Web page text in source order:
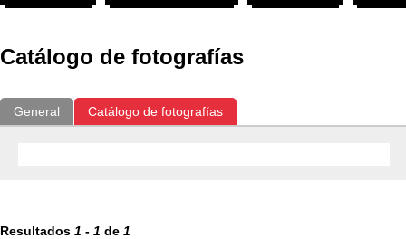
Catálogo de fotografías
General Catálogo de fotografías
Resultados 1 - 1 de 1